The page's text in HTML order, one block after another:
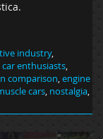
industry,
car enthusiasts,
comparison,engine
cars, nostalgia,